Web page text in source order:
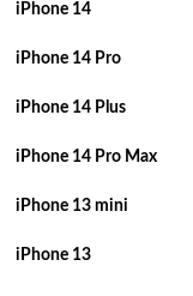
iPhone 14
iPhone 14 Pro
iPhone 14 Plus
iPhone 14 Pro Max
iPhone 13 mini
iPhone 13